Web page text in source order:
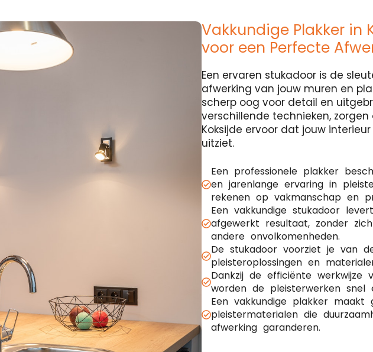
Vakkundige Plakker in
voor een Perfecte
Een ervaren stukadoor is de
afwerking van jouw muren en
scherp oog voor detail en
verschillende technieken,
Koksijde ervoor dat jouw
uitziet.
Een professionele plakker
en jarenlange ervaring in
rekenen op vakmanschap en
Een vakkundige stukadoor
afgewerkt resultaat, zonder
andere onvolkomenheden.
De stukadoor voorziet je van
pleisteroplossingen en
Dankzij de efficiënte werkwijze
worden de pleisterwerken snel
Een vakkundige plakker maakt
pleistermaterialen die
afwerking garanderen.